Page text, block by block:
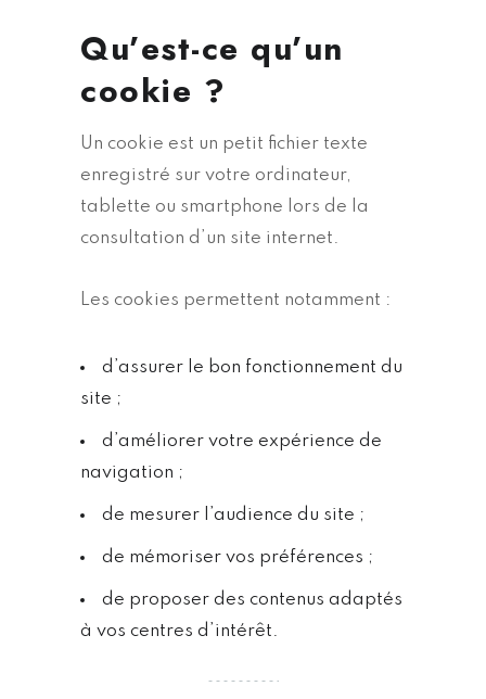
Qu’est-ce qu’un
cookie ?
Un cookie est un petit fichier texte
enregistré sur votre ordinateur,
tablette ou smartphone lors de la
consultation d’un site internet.
Les cookies permettent notamment :
d’assurer le bon fonctionnement du
site ;
d’améliorer votre expérience de
navigation ;
de mesurer l’audience du site ;
de mémoriser vos préférences ;
de proposer des contenus adaptés
à vos centres d’intérêt.